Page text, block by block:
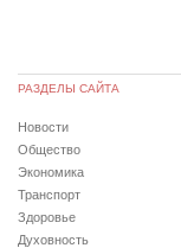
РАЗДЕЛЫ САЙТА
Новости
Общество
Экономика
Транспорт
Здоровье
Духовность